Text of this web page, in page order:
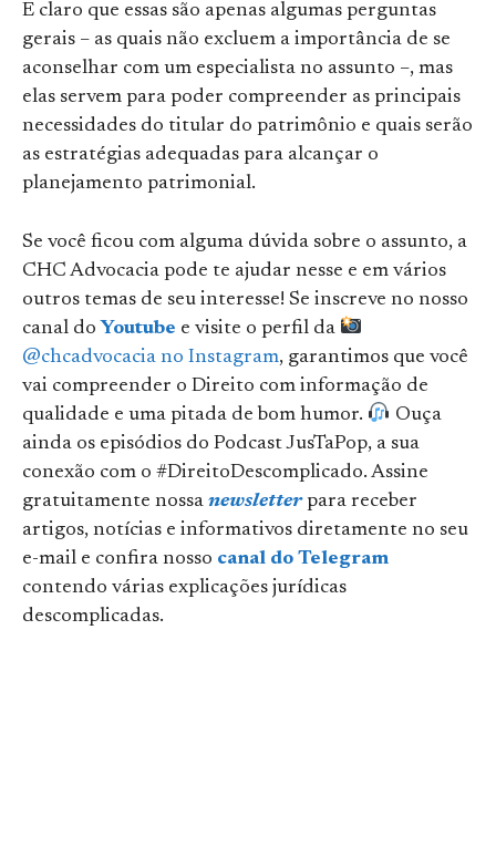
É claro que essas são apenas algumas perguntas
gerais – as quais não excluem a importância de se
aconselhar com um especialista no assunto –, mas
elas servem para poder compreender as principais
necessidades do titular do patrimônio e quais serão
as estratégias adequadas para alcançar o
planejamento patrimonial.
Se você ficou com alguma dúvida sobre o assunto, a
CHC Advocacia pode te ajudar nesse e em vários
outros temas de seu interesse! Se inscreve no nosso
canal do Youtube e visite o perfil da
@chcadvocacia no Instagram, garantimos que você
vai compreender o Direito com informação de
qualidade e uma pitada de bom humor.
Ouça
ainda os episódios do Podcast JusTaPop, a sua
conexão com o #DireitoDescomplicado. Assine
gratuitamente nossa newsletterpara receber
artigos, notícias e informativos diretamente no seu
e-mail e confira nosso canal do Telegram
contendo várias explicações jurídicas
descomplicadas.